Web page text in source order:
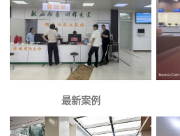
最新案例